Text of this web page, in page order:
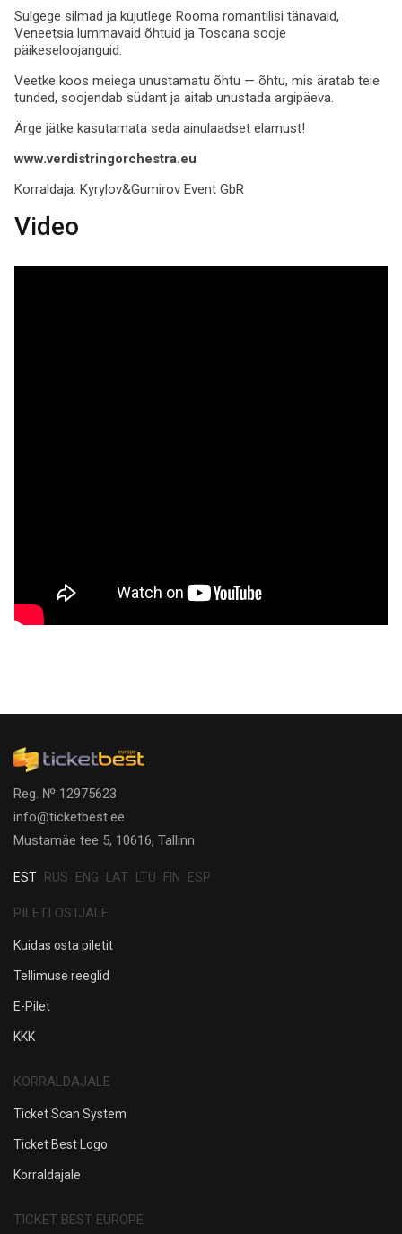
Sulgege silmad ja kujutlege Rooma romantilisi tänavaid,
Veneetsia lummavaid õhtuid ja Toscana sooje
päikeseloojanguid.
Veetke koos meiega unustamatu õhtu — õhtu, mis äratab teie
tunded, soojendab südant ja aitab unustada argipäeva.
Ärge jätke kasutamata seda ainulaadset elamust!
www.verdistringorchestra.eu
Korraldaja: Kyrylov&Gumirov Event GbR
Video
Reg. № 12975623
info@ticketbest.ee
Mustamäe tee 5, 10616, Tallinn
EST RUS ENG LAT LTU FIN ESP
PILETI OSTJALE
Kuidas osta piletit
Tellimuse reeglid
E-Pilet
KKK
KORRALDAJALE
Ticket Scan System
Ticket Best Logo
Korraldajale
TICKET BEST EUROPE